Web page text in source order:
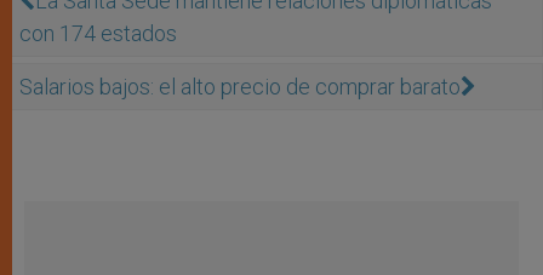
con 174 estados
Salarios bajos: el alto precio de comprar barato